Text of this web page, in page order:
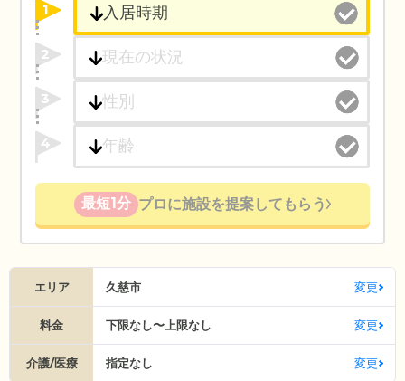
1
2
3
4
最短1分 プロに施設を提案してもらう
エリア 久慈市 変更
料金 下限なし〜上限なし 変更
介護/医療 指定なし 変更